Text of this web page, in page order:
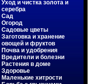
Уход и чистка золота и
серебра
Сад
Огород
Садовые цветы
Заготовка и хранение
овощей и фруктов
Почва и удобрения
Вредители и болезни
Растения в доме
Здоровье
Маленькие хитрости